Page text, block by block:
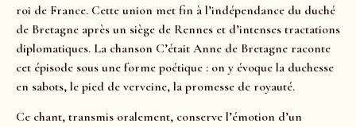
roi de France. Cette union met fin à l’indépendance du duché
de Bretagne après un siège de Rennes et d’intenses tractations
diplomatiques. La chanson C’était Anne de Bretagne raconte
cet épisode sous une forme poétique : on y évoque la duchesse
en sabots, le pied de verveine, la promesse de royauté.
Ce chant, transmis oralement, conserve l’émotion d’un